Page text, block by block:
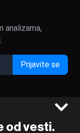
od vesti.
analizama,
Prijavite se
BLOOMBERG
trademarks and